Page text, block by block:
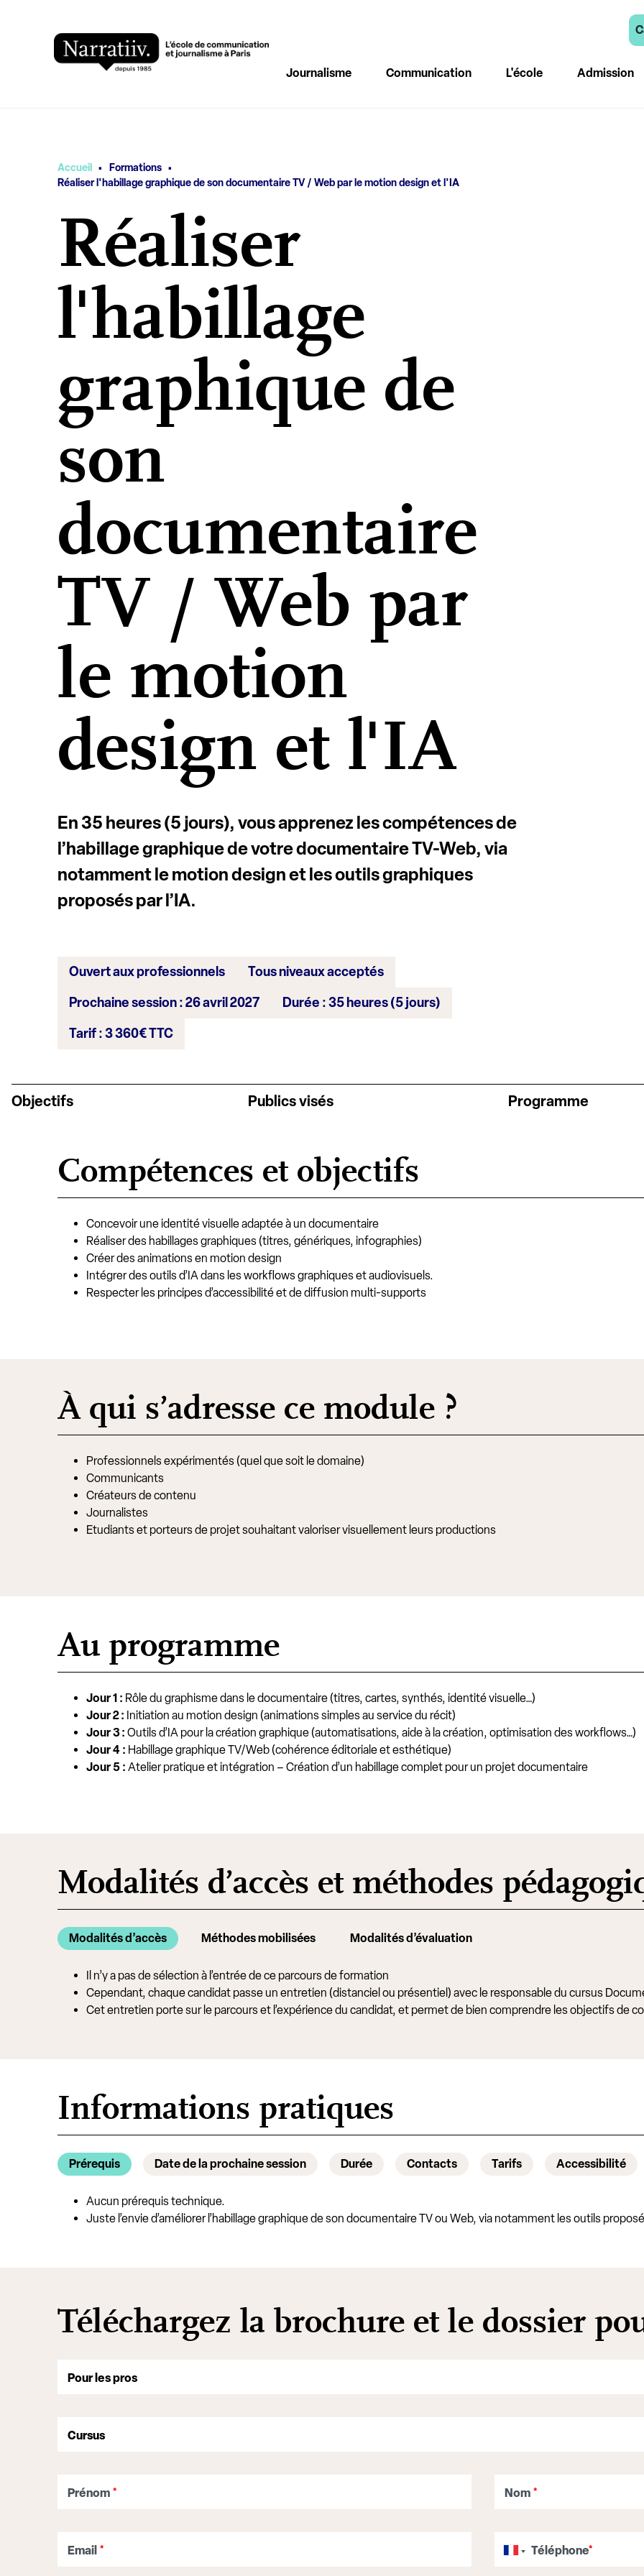
Vous êtes ici
Accueil · Formations ·
Réaliser l'habillage graphique de son documentaire TV / Web par le motion design et l'IA
Réaliser
l'habillage
graphique de
son
documentaire
TV / Web par
le motion
design et l'IA
En 35 heures (5 jours), vous apprenez les compétences de
l’habillage graphiquede votre documentaire TV-Web, via
notamment lemotion designet lesoutils graphiques
proposés par l’IA.
Ouvert aux professionnels
Tous niveaux acceptés
Prochaine session : 26 avril 2027
Durée : 35 heures (5 jours)
Tarif : 3 360€ TTC
Objectifs Publics visés Programme
Compétences et objectifs
Concevoir une identité visuelle adaptée à un documentaire
Réaliser des habillages graphiques (titres, génériques, infographies)
Créer des animations en motion design
Intégrer des outils d’IA dans les workflows graphiques et audiovisuels.
Respecter les principes d’accessibilité et de diffusion multi-supports
À qui s’adresse ce module ?
Professionnels expérimentés (quel que soit le domaine)
Communicants
Créateurs de contenu
Journalistes
Etudiants et porteurs de projet souhaitant valoriser visuellement leurs productions
Au programme
Jour 1 : Rôle du graphisme dans le documentaire (titres, cartes, synthés, identité visuelle…)
Jour 2 : Initiation au motion design (animations simples au service du récit)
Jour 3 : Outils d’IA pour la création graphique (automatisations, aide à la création, optimisation des workflows…)
Jour 4 : Habillage graphique TV/Web (cohérence éditoriale et esthétique)
Jour 5 : Atelier pratique et intégration – Création d’un habillage complet pour un projet documentaire
Modalités d’accès et méthodes
Modalités d’accès Méthodes mobilisées Modalités d’évaluation
Il n’y a pas de sélection à l’entrée de ce parcours de formation
Cependant, chaque candidat passe un entretien (distanciel ou présentiel) avec le responsable du cursus
Cet entretien porte sur le parcours et l’expérience du candidat, et permet de bien comprendre les objectifs
Informations pratiques
Prérequis Date de la prochaine session Durée Contacts Tarifs Accessibilité
Aucun prérequis technique.
Juste l’envie d’améliorer l’habillage graphique de son documentaire TV ou Web, via notamment les outils
Téléchargez la brochure et le dossier
Prénom * Nom *
Email * Téléphone*
Journalisme Communication L'école Admission